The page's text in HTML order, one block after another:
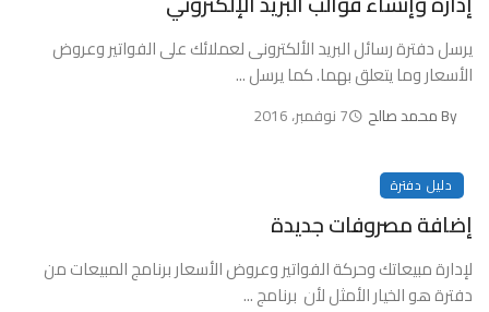
يرسل دفترة رسائل البريد الألكترونى لعملائك على الفواتير وعروض
الأسعار وما يتعلق بهما. كما يرسل ...
Byمحمد صالح 7 نوفمبر، 2016
دليل دفترة
إضافة مصروفات جديدة
لإدارة مبيعاتك وحركة الفواتير وعروض الأسعار برنامج المبيعات من
دفترة هو الخيار الأمثل لأن برنامج ...